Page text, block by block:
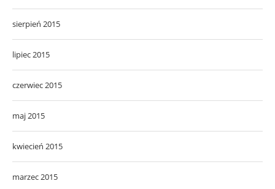
sierpień 2015
lipiec 2015
czerwiec 2015
maj 2015
kwiecień 2015
marzec 2015